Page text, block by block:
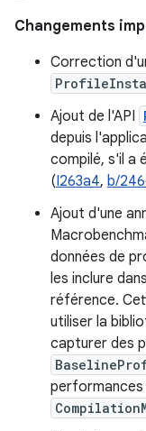
Changements
Correction
Ajout de l'API
depuis
compilé, s'il a
(I263a4, b/
Ajout d'une
données de
les inclure
référence.
utiliser la
capturer des
performances